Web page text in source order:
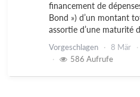
financement de
Bond ») d’un montant
assortie d’une maturité
Vorgeschlagen 8 Mär
586 Aufrufe